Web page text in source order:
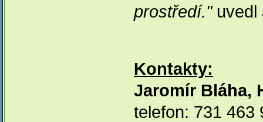
prostředí."uvedl
Kontakty:
Jaromír Bláha,
telefon: 731 463